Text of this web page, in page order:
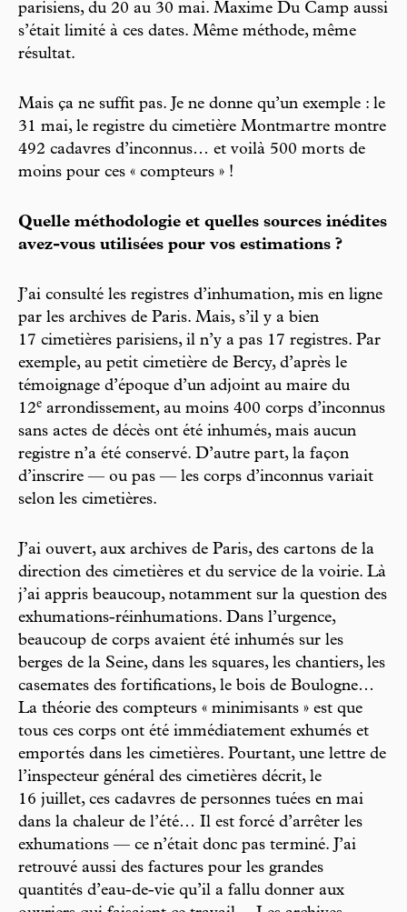
parisiens, du 20 au 30 mai. Maxime Du Camp aussi
s’était limité à ces dates. Même méthode, même
résultat.
Mais ça ne suffit pas. Je ne donne qu’un exemple : le
31 mai, le registre du cimetière Montmartre montre
492 cadavres d’inconnus… et voilà 500 morts de
moins pour ces « compteurs » !
Quelle méthodologie et quelles sources inédites
avez-vous utilisées pour vos estimations ?
J’ai consulté les registres d’inhumation, mis en ligne
par les archives de Paris. Mais, s’il y a bien
17 cimetières parisiens, il n’y a pas 17 registres. Par
exemple, au petit cimetière de Bercy, d’après le
témoignage d’époque d’un adjoint au maire du
12e arrondissement, au moins 400 corps d’inconnus
sans actes de décès ont été inhumés, mais aucun
registre n’a été conservé. D’autre part, la façon
d’inscrire — ou pas — les corps d’inconnus variait
selon les cimetières.
J’ai ouvert, aux archives de Paris, des cartons de la
direction des cimetières et du service de la voirie. Là
j’ai appris beaucoup, notamment sur la question des
exhumations-réinhumations. Dans l’urgence,
beaucoup de corps avaient été inhumés sur les
berges de la Seine, dans les squares, les chantiers, les
casemates des fortifications, le bois de Boulogne…
La théorie des compteurs « minimisants » est que
tous ces corps ont été immédiatement exhumés et
emportés dans les cimetières. Pourtant, une lettre de
l’inspecteur général des cimetières décrit, le
16 juillet, ces cadavres de personnes tuées en mai
dans la chaleur de l’été… Il est forcé d’arrêter les
exhumations — ce n’était donc pas terminé. J’ai
retrouvé aussi des factures pour les grandes
quantités d’eau-de-vie qu’il a fallu donner aux